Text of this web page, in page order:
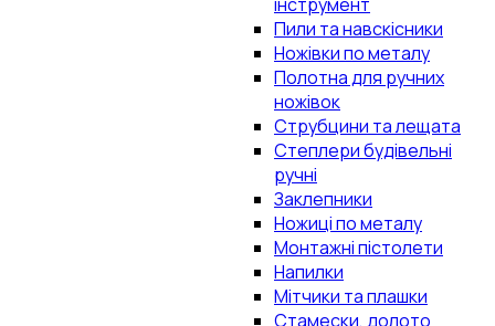
Пили та навскісники
Ножівки по металу
Полотна для ручних
ножівок
Струбцини та лещата
Степлери будівельні
ручні
Заклепники
Ножиці по металу
Монтажні пістолети
Напилки
Мітчики та плашки
Стамески, долото